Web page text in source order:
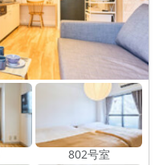
802号室